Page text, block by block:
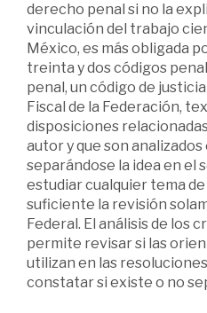
derecho penal si no la
vinculación del trabajo
México, es más obligada
treinta y dos códigos
penal, un código de
Fiscal de la Federación,
disposiciones
autor y que son
separándose la idea en el
estudiar cualquier tema
suficiente la revisión
Federal. El análisis de los
permite revisar si las
utilizan en las
constatar si existe o no